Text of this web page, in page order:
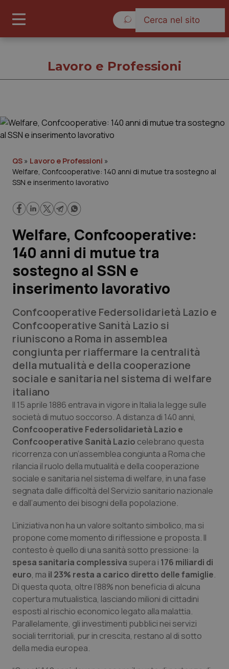
Governo e Parlamento
Regioni e Asl
Lavoro e Professioni
Scienza e Farmaci
Studi e Analisi
Lettere al direttore
Edizioni Regionali
QS Pro
Professionisti Sanitari.AI
Abruzzo
Basilicata
Calabria
Campania
Friuli Venezia Giulia
Lazio
Liguria
Lombardia
Marche
QS Pro Gold
Artrite & artrosi
Asma & BPCO
Car-T
Dermatite Atopica
Diabete & glucometri
Disturbi dell’umore
Dolore
Donna & Salute
QS Club Newsletter
Lavoro e Professioni
QS » Lavoro e Professioni »
Welfare, Confcooperative: 140 anni di mutue tra sostegno al
SSN e inserimento lavorativo
Welfare, Confcooperative:
140 anni di mutue tra
sostegno al SSN e
inserimento lavorativo
Confcooperative Federsolidarietà Lazio e
Confcooperative Sanità Lazio si
riuniscono a Roma in assemblea
congiunta per riaffermare la centralità
della mutualità e della cooperazione
sociale e sanitaria nel sistema di welfare
italiano
Il 15 aprile 1886 entrava in vigore in Italia la legge sulle
società di mutuo soccorso. A distanza di 140 anni,
Confcooperative Federsolidarietà Lazio e
Confcooperative Sanità Lazio celebrano questa
ricorrenza con un’assemblea congiunta a Roma che
rilancia il ruolo della mutualità e della cooperazione
sociale e sanitaria nel sistema di welfare, in una fase
segnata dalle difficoltà del Servizio sanitario nazionale
e dall’aumento dei bisogni della popolazione.
L’iniziativa non ha un valore soltanto simbolico, ma si
propone come momento di riflessione e proposta. Il
contesto è quello di una sanità sotto pressione: la
spesa sanitaria complessiva supera i 176 miliardi di
euro, ma il 23% resta a carico diretto delle famiglie.
Di questa quota, oltre l’88% non beneficia di alcuna
copertura mutualistica, lasciando milioni di cittadini
esposti al rischio economico legato alla malattia.
Parallelamente, gli investimenti pubblici nei servizi
sociali territoriali, pur in crescita, restano al di sotto
della media europea.